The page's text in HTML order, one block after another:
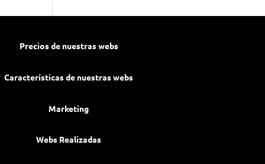
Precios de nuestras webs
Características de nuestras webs
Marketing
Webs Realizadas